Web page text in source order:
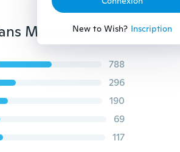
New to Wish? Inscription
NOUVELLES Femmes D'été Floral Imprimé Robe Sans Manches Robe Sling Robe V-cou Dos Nu Plus La Taille
788
296
190
69
117